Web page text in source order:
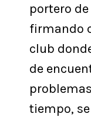
portero
firmando
club
de
tiempo,